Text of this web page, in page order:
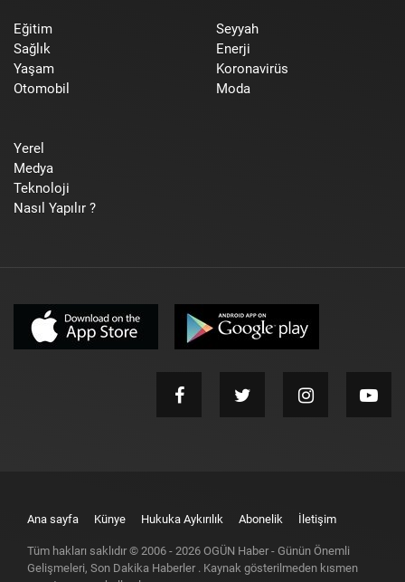
Eğitim
Sağlık
Yaşam
Otomobil
Seyyah
Enerji
Koronavirüs
Moda
Yerel
Medya
Teknoloji
Nasıl Yapılır ?
Ana sayfa Künye Hukuka Aykırılık Abonelik İletişim
Tüm hakları saklıdır © 2006 - 2026 OGÜN Haber - Günün Önemli
Gelişmeleri, Son Dakika Haberler . Kaynak gösterilmeden kısmen